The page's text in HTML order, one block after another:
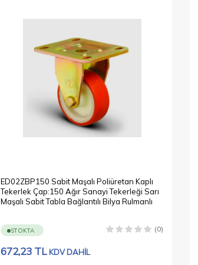
ED02ZBP150 Sabit Maşalı Poliüretan Kaplı
Tekerlek Çap:150 Ağır Sanayi Tekerleği Sarı
Maşalı Sabit Tabla Bağlantılı Bilya Rulmanlı
STOKTA (0)
672,23 TL KDV DAHİL